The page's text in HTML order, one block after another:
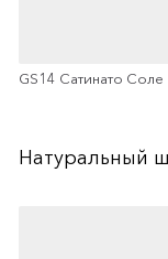
GS14 Сатинато Соле
Натуральный